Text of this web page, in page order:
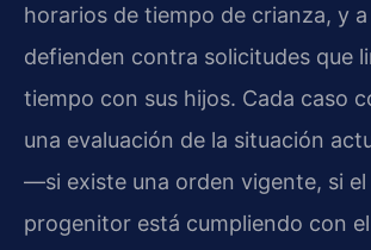
horarios de tiempo de crianza, y
defienden contra solicitudes que
tiempo con sus hijos. Cada caso
una evaluación de la situación
—si existe una orden vigente, si
progenitor está cumpliendo con